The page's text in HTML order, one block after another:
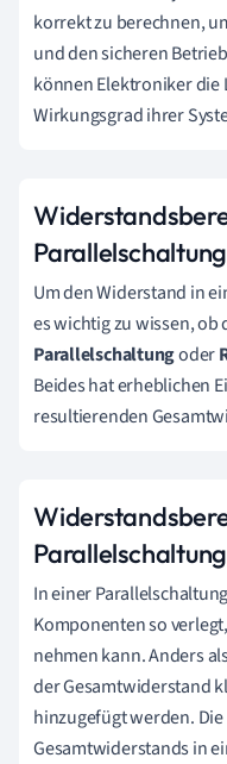
korrekt zu berechnen,
und den sicheren
können Elektroniker die
Wirkungsgrad ihrer
Um den Widerstand in
es wichtig zu wissen, ob
Parallelschaltungoder
Beides hat erheblichen
resultierenden
Parallelschaltung
In einer
Komponenten so
nehmen kann. Anders
der Gesamtwiderstand
hinzugefügt werden.
Gesamtwiderstands in